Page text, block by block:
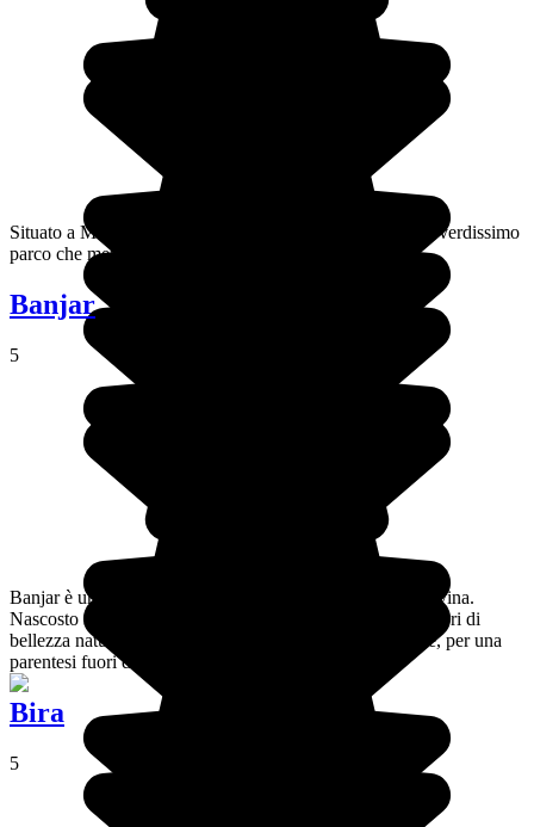
Situato a Mengwi, questo tempio si trova nel cuore di un verdissimo
parco che merita una visita.
Banjar
5
Banjar è un villaggio buddista a nord di Bali, vicino a Lovina.
Nascosto sulle alture, questo minuscolo villaggio offre tesori di
bellezza naturale ed esperienze nel cuore della vita locale, per una
parentesi fuori dai sentieri battuti.
Bira
5